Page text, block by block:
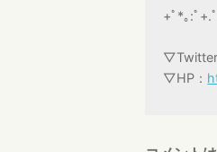
+ﾟ*｡:ﾟ+.
▽Twitter
▽HP：